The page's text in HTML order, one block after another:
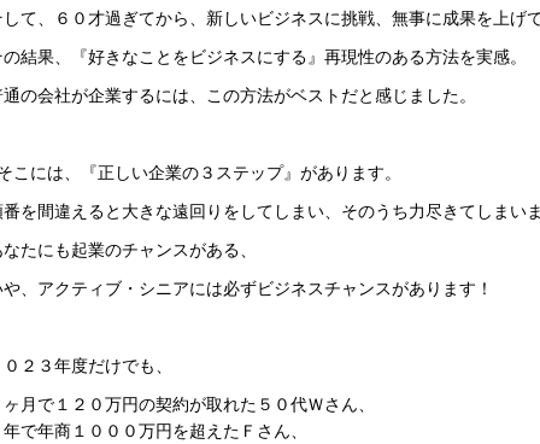
して、６０才過ぎてから、新しいビジネスに挑戦、無事に成果を上げて
の結果、『好きなことをビジネスにする』再現性のある方法を実感。
通の会社が企業するには、この方法がベストだと感じました。
こには、『正しい企業の３ステップ』があります。
番を間違えると大きな遠回りをしてしまい、そのうち力尽きてしまいま
たにも起業のチャンスがある、
や、アクティブ・シニアには必ずビジネスチャンスがあります！
２３年度だけでも、
ヶ月で１２０万円の契約が取れた５０代Ｗさん、
年で年商１０００万円を超えたＦさん、